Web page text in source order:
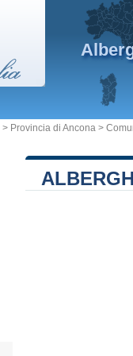
> Provincia di Ancona >